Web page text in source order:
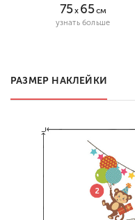
75x 65см
узнать больше
РАЗМЕР НАКЛЕЙКИ